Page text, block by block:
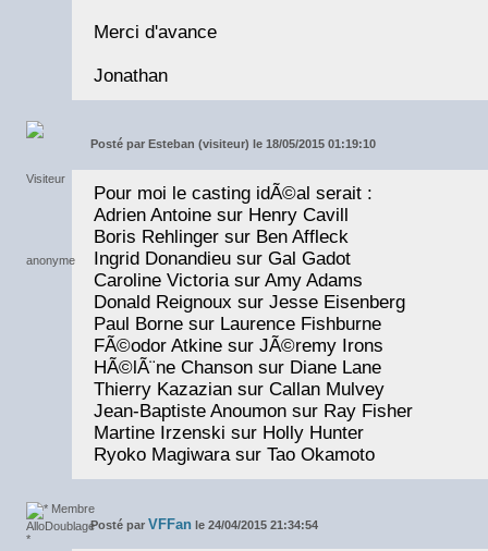
Merci d'avance
Jonathan
Posté par Esteban (visiteur) le 18/05/2015 01:19:10
Pour moi le casting idÃ©al serait :
Adrien Antoine sur Henry Cavill
Boris Rehlinger sur Ben Affleck
Ingrid Donandieu sur Gal Gadot
Caroline Victoria sur Amy Adams
Donald Reignoux sur Jesse Eisenberg
Paul Borne sur Laurence Fishburne
FÃ©odor Atkine sur JÃ©remy Irons
HÃ©lÃ¨ne Chanson sur Diane Lane
Thierry Kazazian sur Callan Mulvey
Jean-Baptiste Anoumon sur Ray Fisher
Martine Irzenski sur Holly Hunter
Ryoko Magiwara sur Tao Okamoto
Posté par VFFan le 24/04/2015 21:34:54